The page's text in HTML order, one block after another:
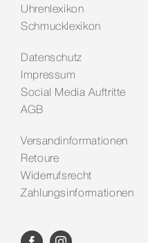
Uhrenlexikon
Schmucklexikon
Datenschutz
Impressum
Social Media Auftritte
AGB
Versandinformationen
Retoure
Widerrufsrecht
Zahlungsinformationen